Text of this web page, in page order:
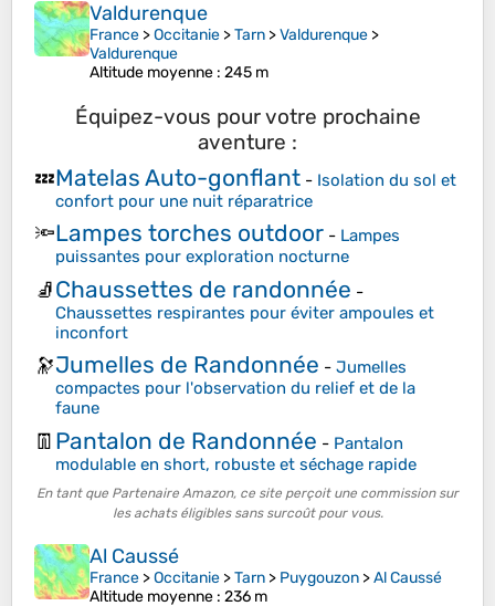
Valdurenque
France >Occitanie >Tarn >Valdurenque >
Valdurenque
Altitude moyenne : 245 m
Équipez-vous pour votre prochaine
aventure :
💤Matelas Auto-gonflant - Isolation du sol et
confort pour une nuit réparatrice
🔦Lampes torches outdoor - Lampes
puissantes pour exploration nocturne
🧦Chaussettes de randonnée -
Chaussettes respirantes pour éviter ampoules et
inconfort
🔭Jumelles de Randonnée - Jumelles
compactes pour l'observation du relief et de la
faune
👖 Pantalon de Randonnée - Pantalon
modulable en short, robuste et séchage rapide
En tant que Partenaire Amazon, ce site perçoit une commission sur
les achats éligibles sans surcoût pour vous.
Al Caussé
France >Occitanie >Tarn > Puygouzon >Al Caussé
Altitude moyenne : 236 m